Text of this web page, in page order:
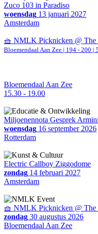
Zuco 103 in Paradiso
woensdag 13 januari 2027
Amsterdam
🧺 NMLK Picknicken @ The
Bloemendaal Aan Zee | 194 - 200 |
Bloemendaal Aan Zee
15.30 - 19.00
Miljoenennota Gesprek
woensdag 16 september 2026
Rotterdam
Electric Callboy Ziggodome
zondag 14 februari 2027
Amsterdam
🧺 NMLK Picknicken @ The
zondag 30 augustus 2026
Bloemendaal Aan Zee